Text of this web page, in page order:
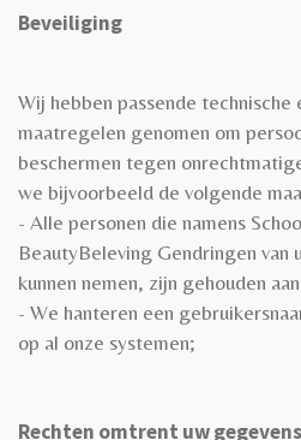
Beveiliging
Wij hebben passende technische
maatregelen genomen om
beschermen tegen
we bijvoorbeeld de volgende
- Alle personen die namens
BeautyBeleving Gendringen van
kunnen nemen, zijn gehouden
- We hanteren een
op al onze systemen;
Rechten omtrent uw gegevens